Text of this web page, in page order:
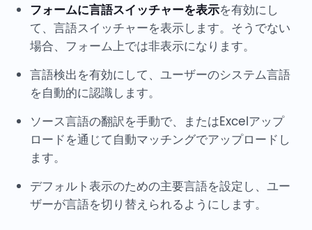
フォームに言語スイッチャーを表示を有効にし
て、言語スイッチャーを表示します。そうでない
場合、フォーム上では非表示になります。
言語検出を有効にして、ユーザーのシステム言語
を自動的に認識します。
ソース言語の翻訳を手動で、またはExcelアップ
ロードを通じて自動マッチングでアップロードし
ます。
デフォルト表示のための主要言語を設定し、ユー
ザーが言語を切り替えられるようにします。